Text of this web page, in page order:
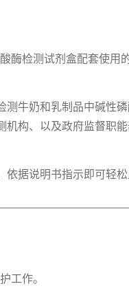
检测试剂盒配套使用
牛奶和乳制品中碱性
构、以及政府监督职能
据说明书指示即可轻松
工作。